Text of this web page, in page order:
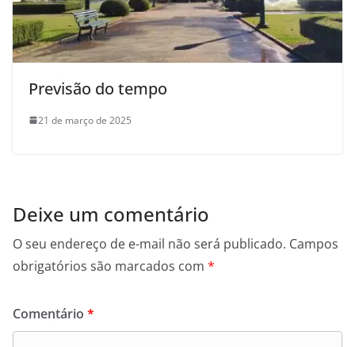
Previsão do tempo
21 de março de 2025
Deixe um comentário
O seu endereço de e-mail não será publicado. Campos
obrigatórios são marcados com *
Comentário *